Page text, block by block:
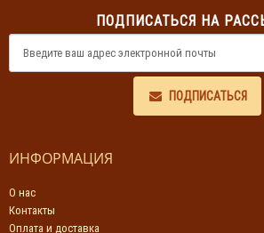
ПОДПИСАТЬСЯ НА
ПОДПИСАТЬСЯ
ИНФОРМАЦИЯ
О нас
Контакты
Оплата и доставка